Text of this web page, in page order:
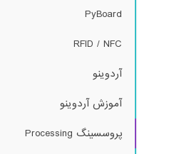
PyBoard
RFID / NFC
آردوینو
آموزش آردوینو
پروسسینگ Processing